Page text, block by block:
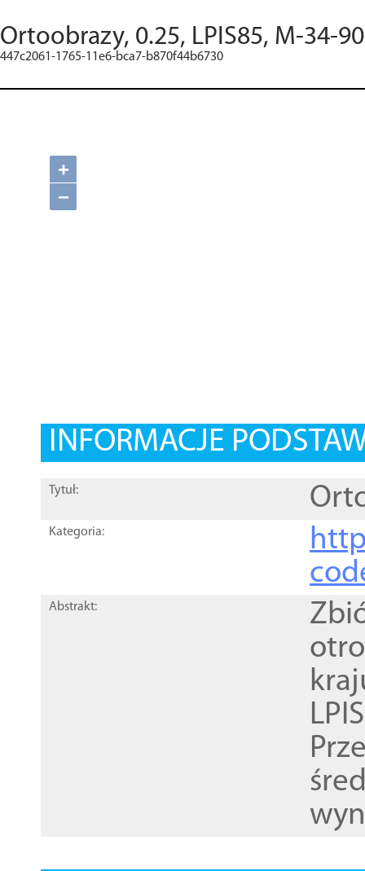
Ortoobrazy, 0.25, LPIS85, M-34-
447c2061-1765-11e6-bca7-b870f44b6730
+
−
INFORMACJE
Tytuł:
Kategoria:
Abstrakt: